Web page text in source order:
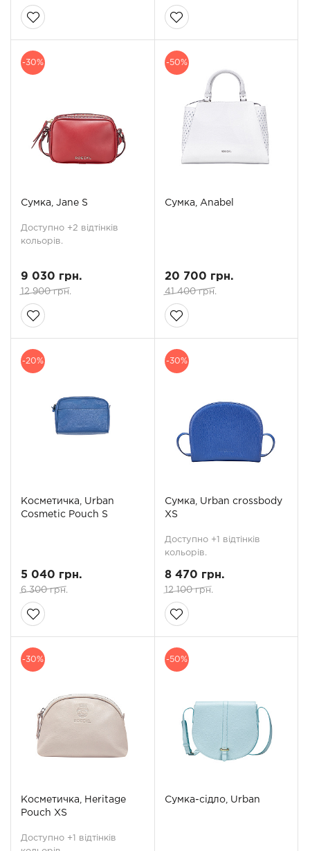
-30%
Сумка, Jane S
Доступно +2 відтінків
кольорів.
9 030 грн.
12 900 грн.
-50%
Сумка, Anabel
20 700 грн.
41 400 грн.
-20%
Косметичка, Urban
Cosmetic Pouch S
5 040 грн.
6 300 грн.
-30%
Сумка, Urban crossbody
XS
Доступно +1 відтінків
кольорів.
8 470 грн.
12 100 грн.
-30%
Косметичка, Heritage
Pouch XS
Доступно +1 відтінків
-50%
Сумка-сідло, Urban